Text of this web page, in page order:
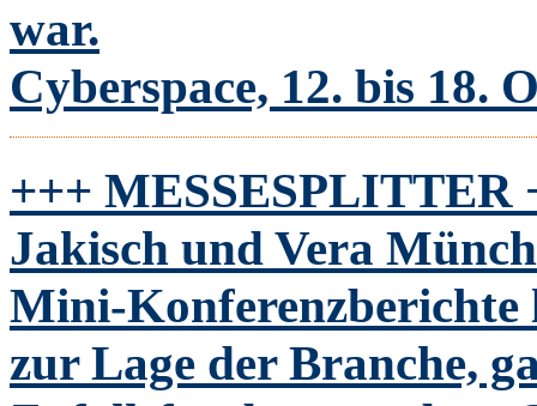
war.
Cyberspace, 12. bis 18.
+++ MESSESPLITTER
Jakisch und Vera Münch
Mini-Konferenzberichte
zur Lage der Branche,